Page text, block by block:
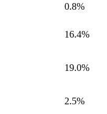
0.8%
16.4%
19.0%
2.5%